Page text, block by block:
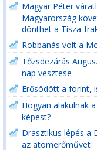
Magyar Péter
Magyarország
dönthet a Tisza-
Robbanás volt a
Tőzsdezárás
nap vesztese
Erősödött a forint,
Hogyan alakulnak
képest?
Drasztikus lépés a
az atomerőművet